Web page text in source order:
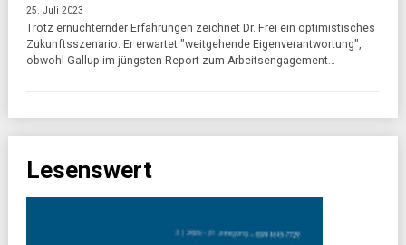
25. Juli 2023
Trotz ernüchternder Erfahrungen zeichnet Dr. Frei ein optimistisches
Zukunftsszenario. Er erwartet "weitgehende Eigenverantwortung",
obwohl Gallup im jüngsten Report zum Arbeitsengagement…
Lesenswert